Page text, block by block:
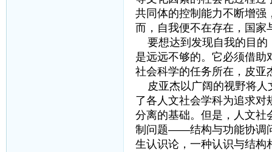
共同体的控制能力不断增强
而，自我便不在存在，国家
要想达到发现自我的目的
是远远不够的。它必须借
社会科学的任务所在，皮亚
皮亚杰以广阔的视野将人
了各人文社会学科为追求对
分离的基础。但是，人文社
制问题——结构与功能协调
生认识论，一种认识与结构